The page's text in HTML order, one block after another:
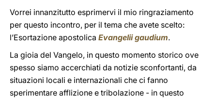
Vorrei innanzitutto esprimervi il mio ringraziamento
per questo incontro, per il tema che avete scelto:
l’Esortazione apostolica Evangelii gaudium.
La gioia del Vangelo, in questo momento storico ove
spesso siamo accerchiati da notizie sconfortanti, da
situazioni locali e internazionali che ci fanno
sperimentare afflizione e tribolazione - in questo